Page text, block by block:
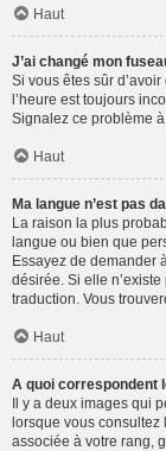
Haut
J’ai changé mon
Si vous êtes sûr
l’heure est toujours
Signalez ce problème
Haut
Ma langue n’est pas
La raison la plus
langue ou bien que
Essayez de demander
désirée. Si elle
traduction. Vous
Haut
A quoi correspondent
Il y a deux images qui
lorsque vous consultez
associée à votre rang,